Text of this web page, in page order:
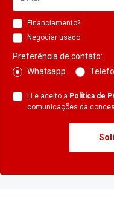
Financiamento?
Negociar usado
Preferência de contato:
Whatsapp
Li e aceito a Política de
comunicações da